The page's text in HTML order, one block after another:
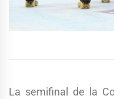
La semifinal de la